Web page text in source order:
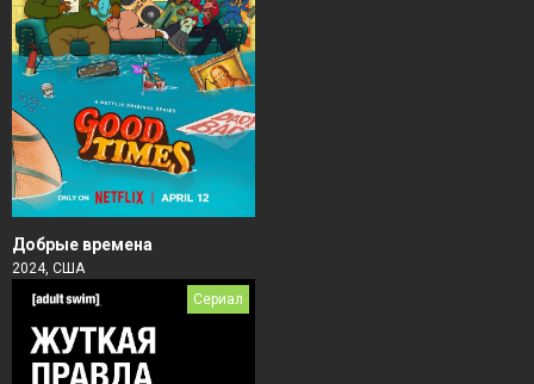
Добрые времена
2024, США
Сериал